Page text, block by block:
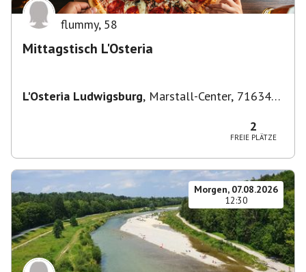
flummy, 58
Mittagstisch L'Osteria
L'Osteria Ludwigsburg, Marstall-Center, 71634
2
FREIE PLÄTZE
Morgen, 07.08.2026
12:30